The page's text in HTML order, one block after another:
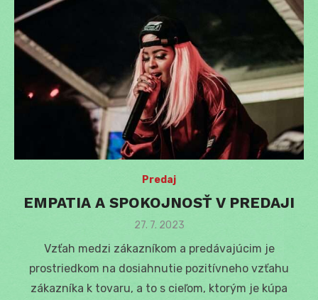
Predaj
EMPATIA A SPOKOJNOSŤ V PREDAJI
Posted
27. 7. 2023
Vzťah medzi zákazníkom a predávajúcim je
prostriedkom na dosiahnutie pozitívneho vzťahu
zákazníka k tovaru, a to s cieľom, ktorým je kúpa